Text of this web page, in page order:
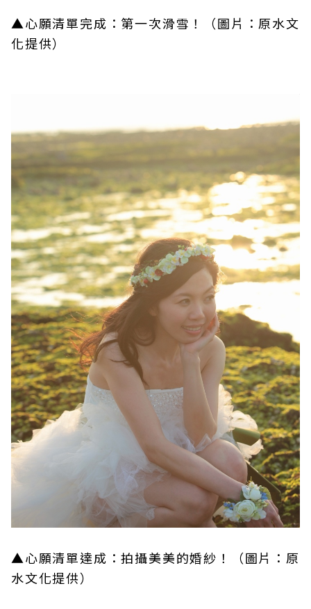
▲心願清單完成：第一次滑雪！（圖片：原水文
化提供）
▲心願清單達成：拍攝美美的婚紗！（圖片： 原
水文化提供）